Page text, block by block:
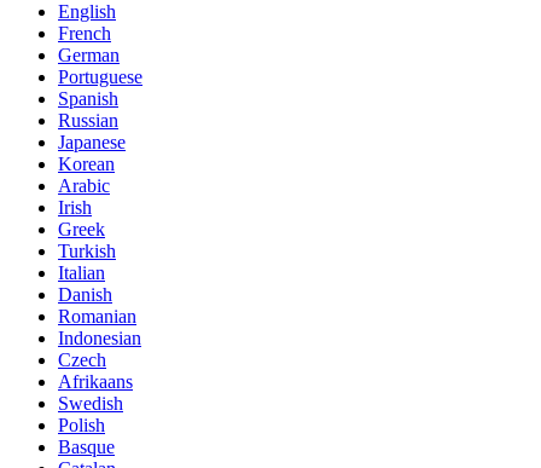
English
French
German
Portuguese
Spanish
Russian
Japanese
Korean
Arabic
Irish
Greek
Turkish
Italian
Danish
Romanian
Indonesian
Czech
Afrikaans
Swedish
Polish
Basque